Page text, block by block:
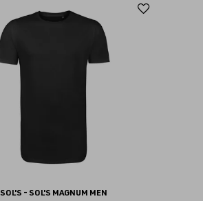
SOL'S - SOL'S MAGNUM MEN